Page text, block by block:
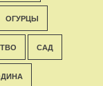
ОГУРЦЫ
САД